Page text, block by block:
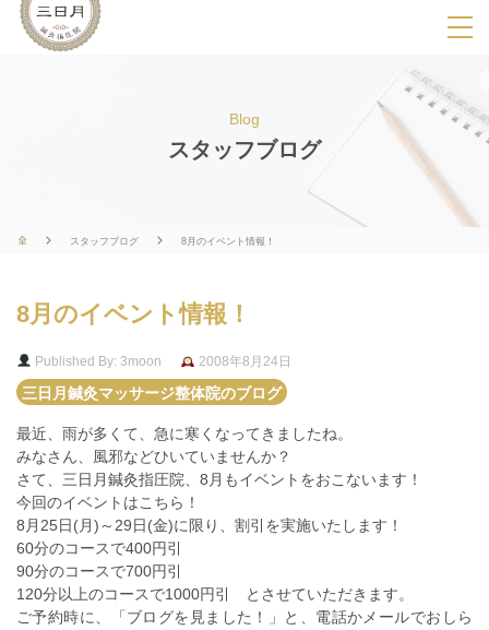
SPメニ
ー
展
用
ボ
Blog
スタッフブログ
スタッフブログ 8月のイベント情報！
8月のイベント情報！
Published By: 3moon
2008年8月24日
三日月鍼灸マッサージ整体院のブログ
最近、雨が多くて、急に寒くなってきましたね。
みなさん、風邪などひいていませんか？
さて、三日月鍼灸指圧院、8月もイベントをおこないます！
今回のイベントはこちら！
8月25日(月)～29日(金)に限り、割引を実施いたします！
60分のコースで400円引
90分のコースで700円引
120分以上のコースで1000円引 とさせていただきます。
ご予約時に、「ブログを見ました！」と、電話かメールでおしら